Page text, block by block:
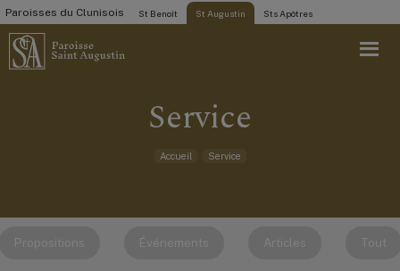
Paroisses du Clunisois St Benoît St Augustin Sts Apôtres
Service
Accueil Service